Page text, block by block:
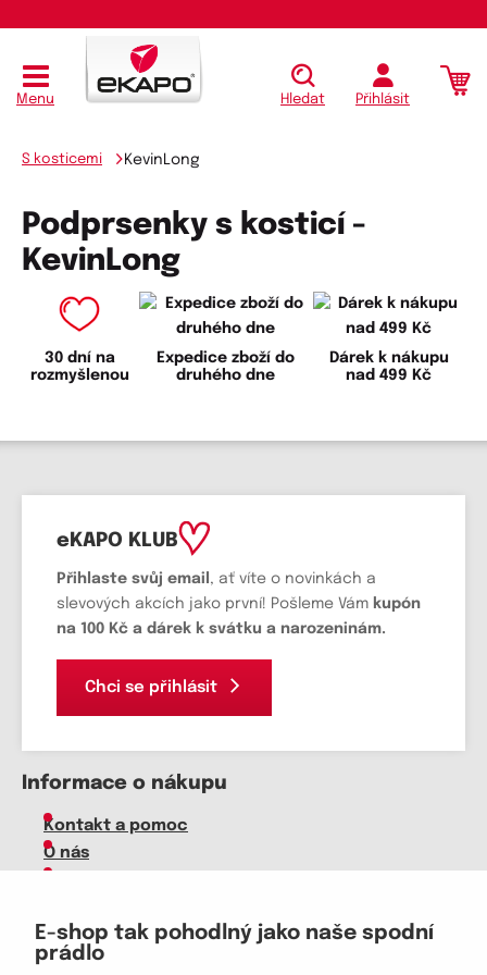
E-shop tak pohodlný jako naše spodní
prádlo
Menu Hledat Přihlásit
S kosticemi KevinLong
Podprsenky s kosticí -
KevinLong
30 dní na
rozmyšlenou
Expedice zboží do
druhého dne
Dárek k nákupu
nad 499 Kč
eKAPO KLUB
Přihlaste svůj email , ať víte o novinkách a
slevových akcích jako první! Pošleme Vám kupón
na 100 Kč a dárek k svátku a narozeninám.
Chci se přihlásit
Informace o nákupu
Kontakt a pomoc
O nás
Velkoobchod
Vrácení zboží, reklamace